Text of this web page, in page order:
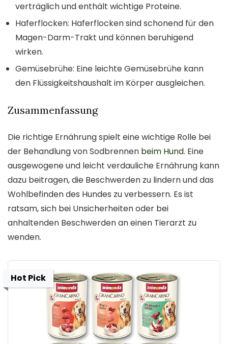
verträglich und enthält wichtige Proteine.
Haferflocken: Haferflocken sind schonend für den
Magen-Darm-Trakt und können beruhigend
wirken.
Gemüsebrühe: Eine leichte Gemüsebrühe kann
den Flüssigkeitshaushalt im Körper ausgleichen.
Zusammenfassung
Die richtige Ernährung spielt eine wichtige Rolle bei
der Behandlung von Sodbrennen beim Hund. Eine
ausgewogene und leicht verdauliche Ernährung kann
dazu beitragen, die Beschwerden zu lindern und das
Wohlbefinden des Hundes zu verbessern. Es ist
ratsam, sich bei Unsicherheiten oder bei
anhaltenden Beschwerden an einen Tierarzt zu
wenden.
Hot Pick